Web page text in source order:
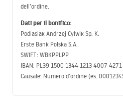
dell’ordine.
Dati per il bonifico:
Podlasiak Andrzej Cylwik Sp. K.
Erste Bank Polska S.A.
SWIFT: WBKPPLPP
IBAN: PL39 1500 1344 1213 4007
Causale: Numero d’ordine (es.